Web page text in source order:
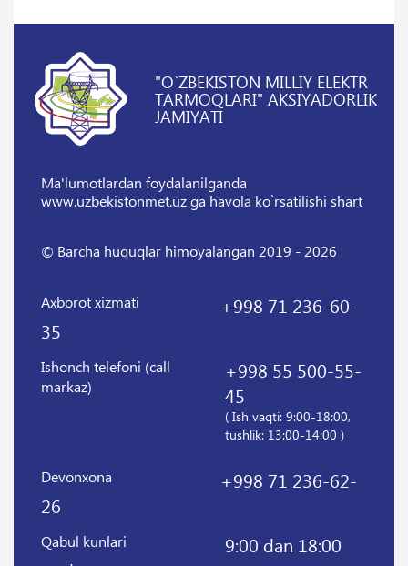
"O`ZBEKISTON MILLIY ELEKTR
TARMOQLARI" AKSIYADORLIK
JAMIYATI
Ma'lumotlardan foydalanilganda
www.uzbekistonmet.uz ga havola ko`rsatilishi shart
© Barcha huquqlar himoyalangan 2019 - 2026
Axborot xizmati
+998 71 236-60-
35
Ishonch telefoni (call
markaz)
+998 55 500-55-
45
( Ish vaqti: 9:00-18:00,
tushlik: 13:00-14:00 )
Devonxona
+998 71 236-62-
26
Qabul kunlari
9:00 dan 18:00